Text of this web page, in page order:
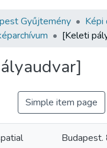
Collections
Gyűjtemény
Képi
[Keleti
Simple item page
Budapest.